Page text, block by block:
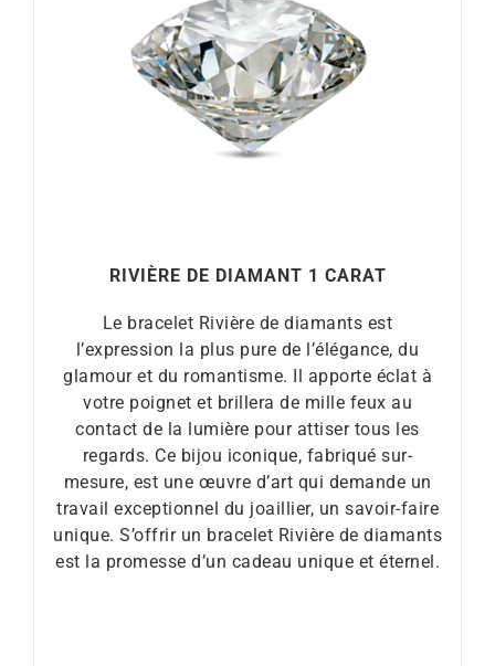
RIVIÈRE DE DIAMANT 1 CARAT
Le bracelet Rivière de diamants est
l’expression la plus pure de l’élégance, du
glamour et du romantisme. Il apporte éclat à
votre poignet et brillera de mille feux au
contact de la lumière pour attiser tous les
regards. Ce bijou iconique, fabriqué sur-
mesure, est une œuvre d’art qui demande un
travail exceptionnel du joaillier, un savoir-faire
unique. S’offrir un bracelet Rivière de diamants
est la promesse d’un cadeau unique et éternel.